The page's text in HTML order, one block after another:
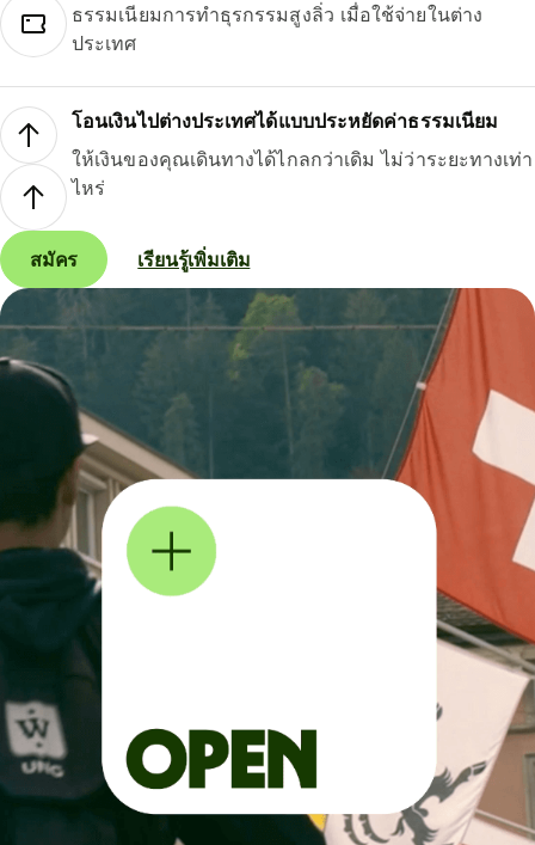
ธรรมเนียมการทำธุรกรรมสูงลิ่ว เมื่อใช้จ่ายในต่าง
ประเทศ
โอนเงินไปต่างประเทศได้แบบประหยัดค่าธรรมเนียม
ให้เงินของคุณเดินทางได้ไกลกว่าเดิม ไม่ว่าระยะทางเท่า
ไหร่
สมัคร เรียนรู้เพิ่มเติม